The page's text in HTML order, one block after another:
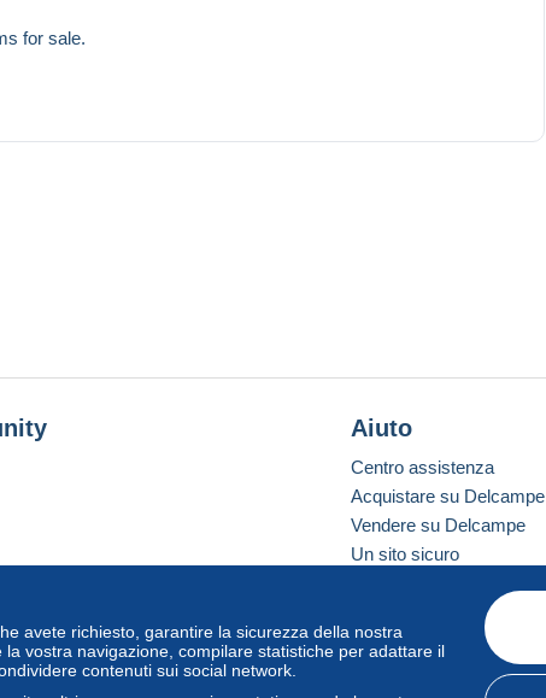
for sale.
avete richiesto, garantire la sicurezza della nostra
vostra navigazione, compilare statistiche per adattare il
contenuti sui social network.
Aiuto
Centro assistenza
Acquistare su Delcampe
Vendere su Delcampe
Un sito sicuro
standard